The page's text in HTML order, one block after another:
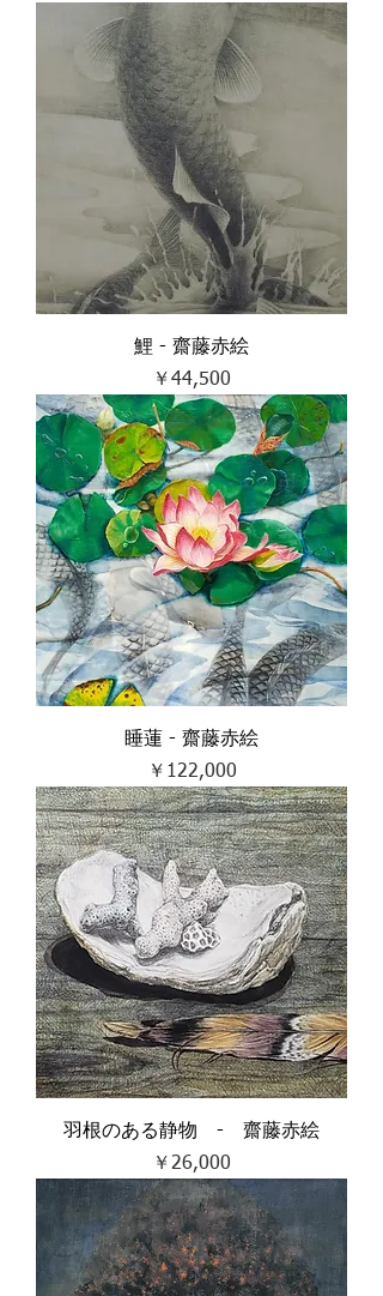
鯉 - 齋藤赤絵
価格
￥44,500
睡蓮 - 齋藤赤絵
価格
￥122,000
羽根のある静物 - 齋藤赤絵
価格
￥26,000